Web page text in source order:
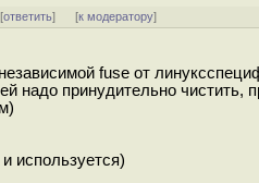
ответить] [к модератору]
fuse от
надо принудительно
используется)